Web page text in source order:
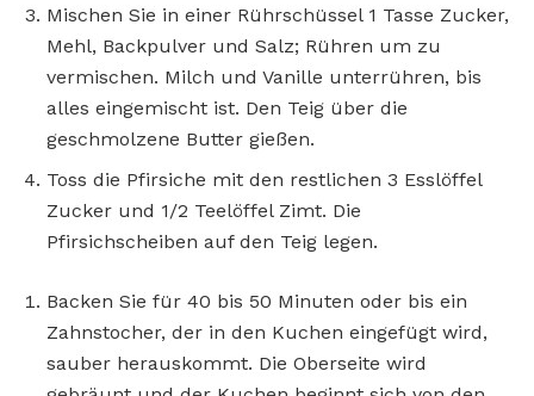
Mischen Sie in einer Rührschüssel 1 Tasse Zucker,
Mehl, Backpulver und Salz; Rühren um zu
vermischen. Milch und Vanille unterrühren, bis
alles eingemischt ist. Den Teig über die
geschmolzene Butter gießen.
Toss die Pfirsiche mit den restlichen 3 Esslöffel
Zucker und 1/2 Teelöffel Zimt. Die
Pfirsichscheiben auf den Teig legen.
Backen Sie für 40 bis 50 Minuten oder bis ein
Zahnstocher, der in den Kuchen eingefügt wird,
sauber herauskommt. Die Oberseite wird